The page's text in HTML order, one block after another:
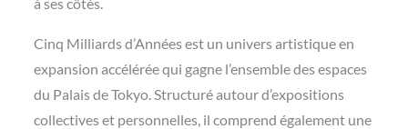
Cinq Milliards d’Années est un univers artistique en
expansion accélérée qui gagne l’ensemble des espaces
du Palais de Tokyo. Structuré autour d’expositions
collectives et personnelles, il comprend également une